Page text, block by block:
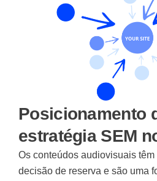
Posicionamento
estratégia SEM
Os conteúdos audiovisuais
decisão de reserva e são uma